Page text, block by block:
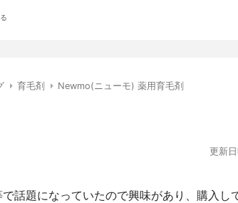
育毛剤 Newmo(ニューモ) 薬用育毛剤
更新
話題になっていたので興味があり、購入し